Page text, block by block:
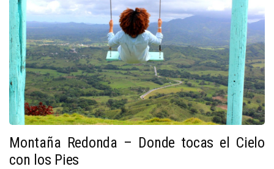
Montaña Redonda – Donde tocas el Cielo
con los Pies